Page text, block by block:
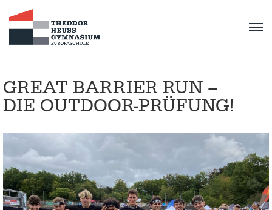
GREAT BARRIER RUN –
DIE OUTDOOR-PRÜFUNG!